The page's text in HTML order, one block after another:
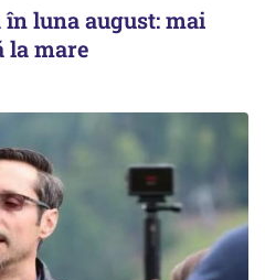
în luna august: mai
la mare